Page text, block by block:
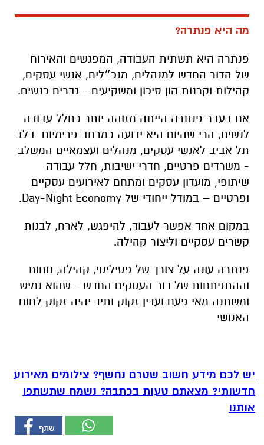
מה היא פנתרה?
פנתרה היא תשתית העבודה, המפגשים והאירוח
של הדור החדש למנהלים, מנכ״לים, אנשי עסקים,
קהילות וקרנות הון סיכון ומשקיעים - גברים כנשים.
אם בעבר פנתרה הייתה מזוהה יותר כחלל עבודה
לנשים, הרי שהיום היא ידועה כמרחב פרימיום בלב
תל אביב לאנשי עסקים, מנהלים ועצמאיים המשלב
- משרדים פרטיים, חדרי ישיבות, חלל עבודה
שיתופי, מועדון עסקים ומתחם לאירועים עסקיים
ופרטיים – במודל ייחודי של Day-Night Economy.
במקום אחד אפשר לעבוד, להיפגש, לארח, לבנות
קשרים עסקיים וליצור קהילה.
פנתרה עונה על צורך של פסיליטי, קהילה, נוחות
וההתפתחות של דור העסקים החדש - שהוא גמיש
ומשתנה מאי פעם ועדין זקוק ותיד יהיה זקוק לחום
האנושי
יש לכם מידע חשוב שטרם נחשף? צילומים מאירוע
חדשותי? מצאתם טעות בכתבה? נשמח שתשתפו
אותנו